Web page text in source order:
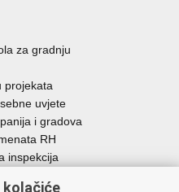
za gradnju
projekata
uvjete
i gradova
RH
inspekcija
kolačiće